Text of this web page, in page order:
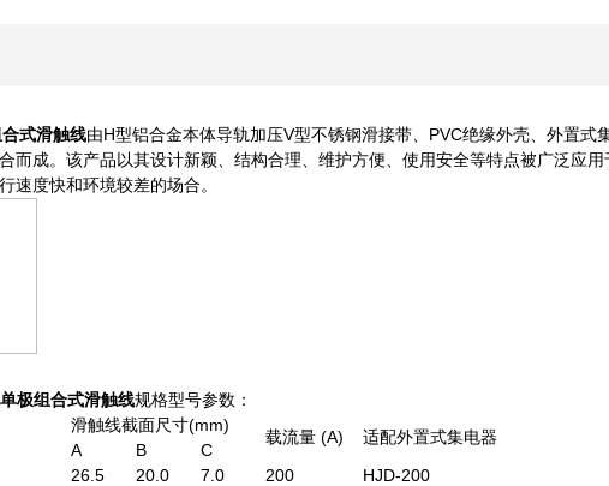
式滑触线由H型铝合金本体导轨加压V型不锈钢滑接带、PVC绝缘外壳、外置式
而成。该产品以其设计新颖、结构合理、维护方便、使用安全等特点被广泛应用
速度快和环境较差的场合。
单极组合式滑触线规格型号参数：
滑触线截面尺寸(mm)
载流量 (A) 适配外置式集电器
A B
C
26.5 20.0 7.0 200
HJD-200